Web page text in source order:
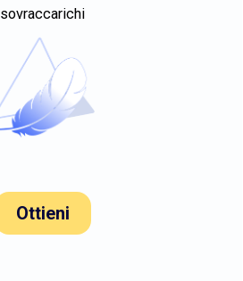
sovraccarichi
Ottieni